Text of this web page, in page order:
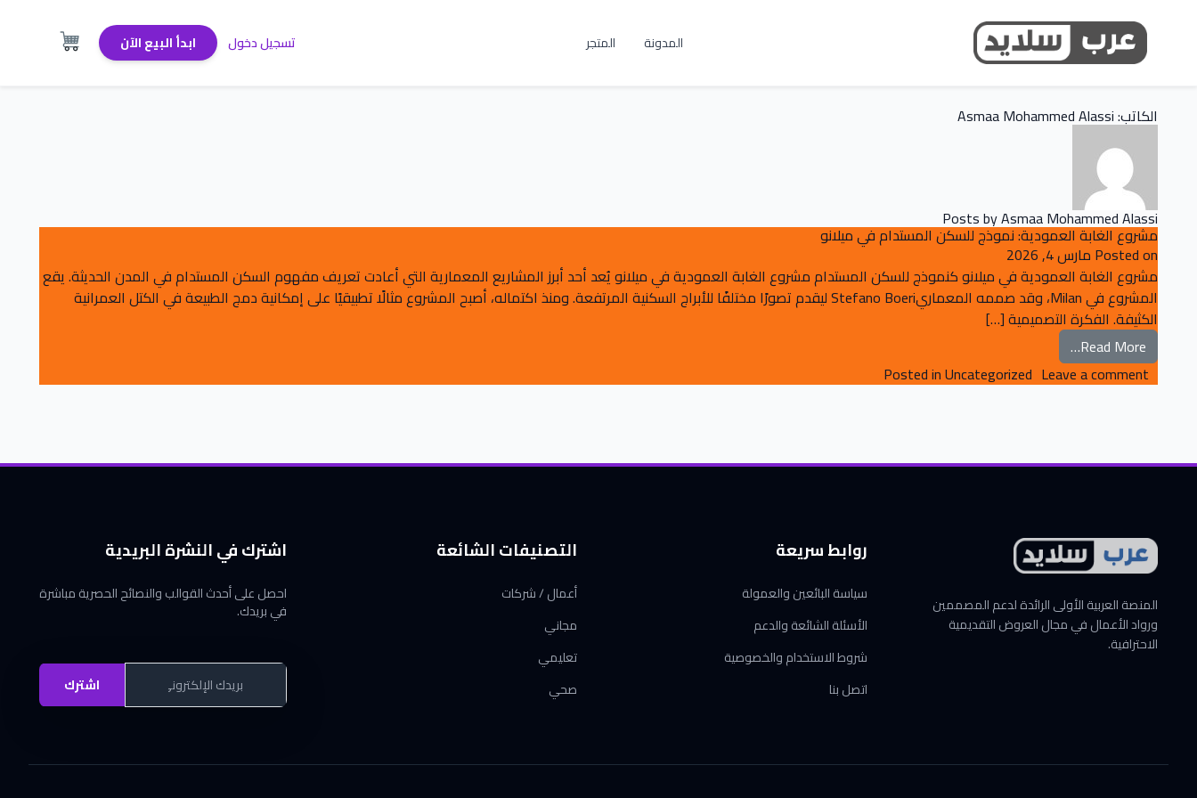
المدونة المتجر تسجيل دخول ابدأ البيع الآن
الكاتب:Asmaa Mohammed Alassi
Posts by Asmaa Mohammed Alassi
مشروع الغابة العمودية: نموذج للسكن المستدام في ميلانو
Posted on مارس 4, 2026
مشروع الغابة العمودية في ميلانو كنموذج للسكن المستدام مشروع الغابة العمودية في ميلانو يُعد أحد أبرز المشاريع المعمارية التي أعادت تعريف مفهوم السكن المستدام في المدن الحديثة. يقع
المشروع في Milan، وقد صممه المعماريStefano Boeri ليقدم تصورًا مختلفًا للأبراج السكنية المرتفعة. ومنذ اكتماله، أصبح المشروع مثالًا تطبيقيًا على إمكانية دمج الطبيعة في الكتل العمرانية
الكثيفة. الفكرة التصميمية […]
Read More… from مشروع الغابة العمودية: نموذج للسكن المستدام في ميلانو
Posted inUncategorized Leave a comment
المنصة العربية الأولى الرائدة لدعم المصممين
ورواد الأعمال في مجال العروض التقديمية
الاحترافية.
روابط سريعة
سياسة البائعين والعمولة
الأسئلة الشائعة والدعم
شروط الاستخدام والخصوصية
اتصل بنا
التصنيفات الشائعة
أعمال / شركات
مجاني
تعليمي
صحي
اشترك في النشرة البريدية
احصل على أحدث القوالب والنصائح الحصرية مباشرة
في بريدك.
اشترك